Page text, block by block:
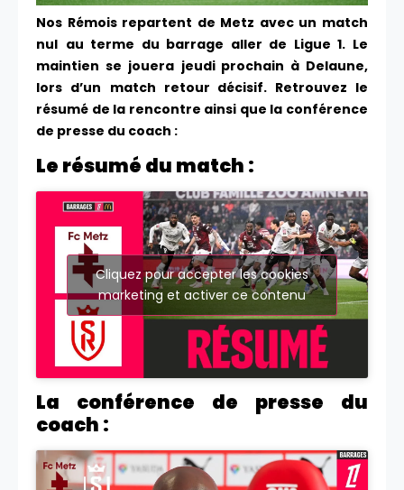
Nos Rémois repartent de Metz avec un match
nul au terme du barrage aller de Ligue 1. Le
maintien se jouera jeudi prochain à Delaune,
lors d’un match retour décisif. Retrouvez le
résumé de la rencontre ainsi que la conférence
de presse du coach :
Le résumé du match :
Cliquez pour accepter les cookies
marketing et activer ce contenu
La conférence de presse du
coach :